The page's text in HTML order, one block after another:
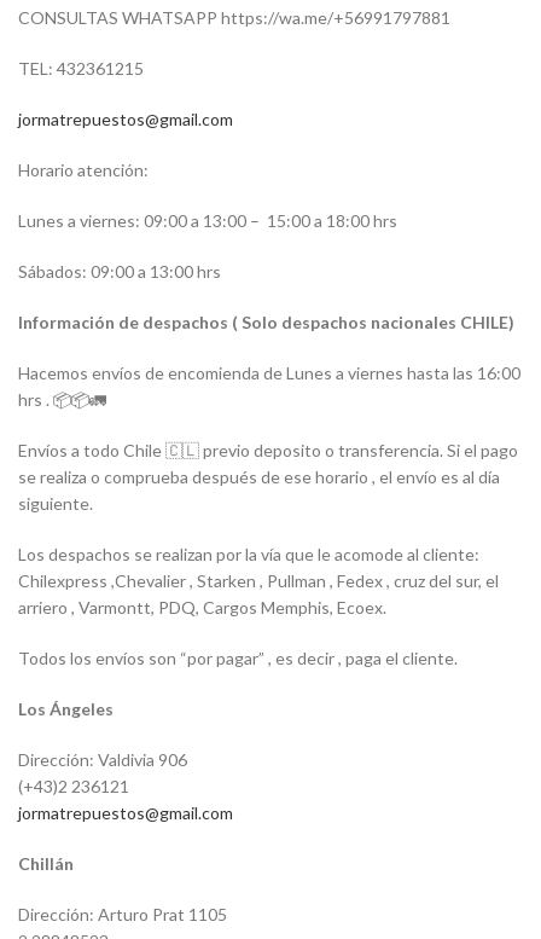
CONSULTAS WHATSAPP https://wa.me/+56991797881
TEL: 432361215
jormatrepuestos@gmail.com
Horario atención:
Lunes a viernes: 09:00 a 13:00 – 15:00 a 18:00 hrs
Sábados: 09:00 a 13:00 hrs
Información de despachos ( Solo despachos nacionales CHILE)
Hacemos envíos de encomienda de Lunes a viernes hasta las 16:00
hrs . 📦📦🚛
Envíos a todo Chile 🇨🇱 previo deposito o transferencia. Si el pago
se realiza o comprueba después de ese horario , el envío es al día
siguiente.
Los despachos se realizan por la vía que le acomode al cliente:
Chilexpress ,Chevalier , Starken , Pullman , Fedex , cruz del sur, el
arriero , Varmontt, PDQ, Cargos Memphis, Ecoex.
Todos los envíos son “por pagar” , es decir , paga el cliente.
Los Ángeles
Dirección: Valdivia 906
(+43)2 236121
jormatrepuestos@gmail.com
Chillán
Dirección: Arturo Prat 1105